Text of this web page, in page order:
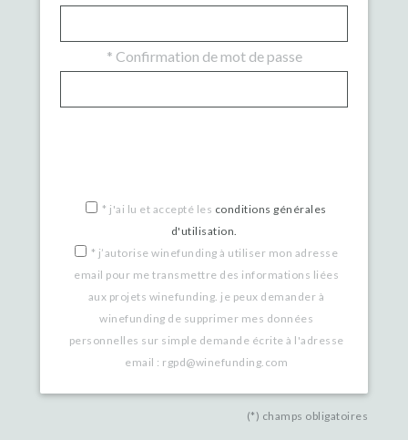
* Confirmation de mot de passe
* j'ai lu et accepté les conditions générales
d'utilisation.
* j’autorise winefunding à utiliser mon adresse
email pour me transmettre des informations liées
aux projets winefunding. je peux demander à
winefunding de supprimer mes données
personnelles sur simple demande écrite à l'adresse
email : rgpd@winefunding.com
(*) champs obligatoires